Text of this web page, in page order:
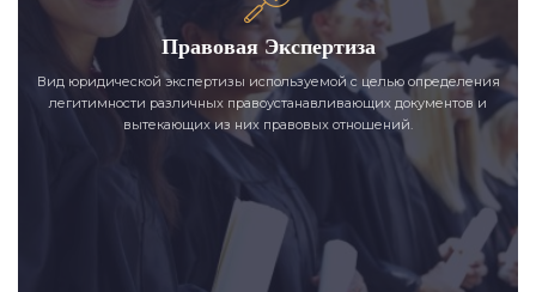
Правовая Экспертиза
Вид юридической экспертизы используемой с целью определения
легитимности различных правоустанавливающих документов и
вытекающих из них правовых отношений.